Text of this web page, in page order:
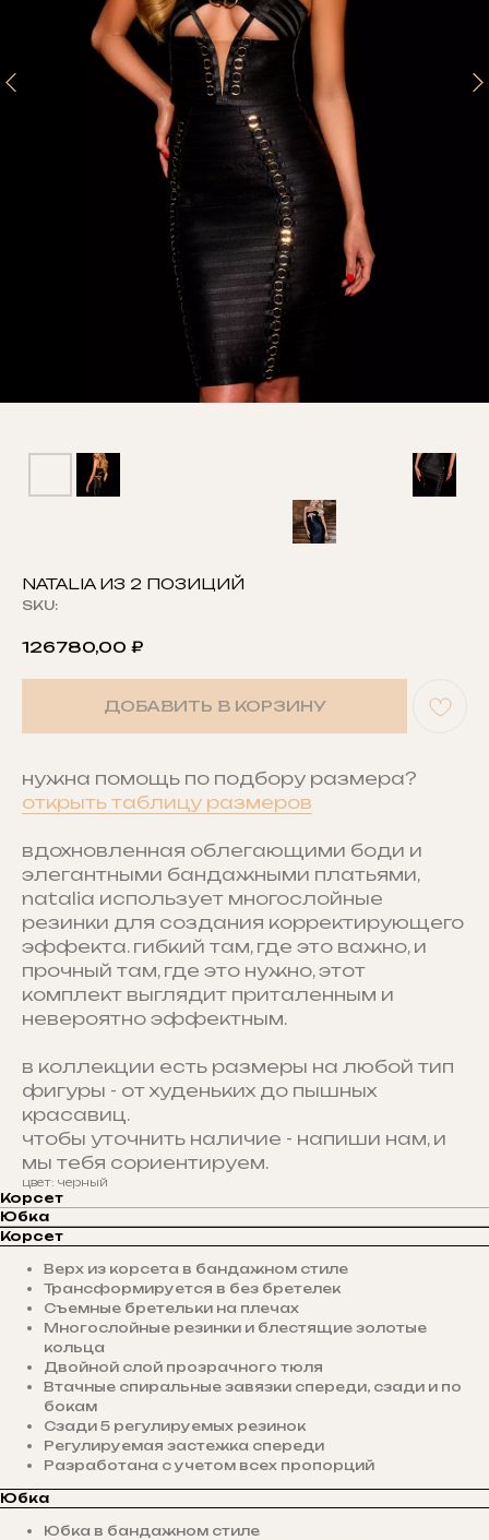
NATALIA ИЗ 2 ПОЗИЦИЙ
SKU:
126780,00 ₽
ДОБАВИТЬ В КОРЗИНУ
нужна помощь по подбору размера?
открыть таблицу размеров
вдохновленная облегающими боди и
элегантными бандажными платьями,
natalia использует многослойные
резинки для создания корректирующего
эффекта. гибкий там, где это важно, и
прочный там, где это нужно, этот
комплект выглядит приталенным и
невероятно эффектным.
в коллекции есть размеры на любой тип
фигуры - от худеньких до пышных
красавиц.
чтобы уточнить наличие - напиши нам, и
мы тебя сориентируем.
цвет: черный
Корсет
Юбка
Корсет
Верх из корсета в бандажном стиле
Трансформируется в без бретелек
Съемные бретельки на плечах
Многослойные резинки и блестящие золотые
кольца
Двойной слой прозрачного тюля
Втачные спиральные завязки спереди, сзади и по
бокам
Сзади 5 регулируемых резинок
Регулируемая застежка спереди
Разработана с учетом всех пропорций
Юбка
Юбка в бандажном стиле